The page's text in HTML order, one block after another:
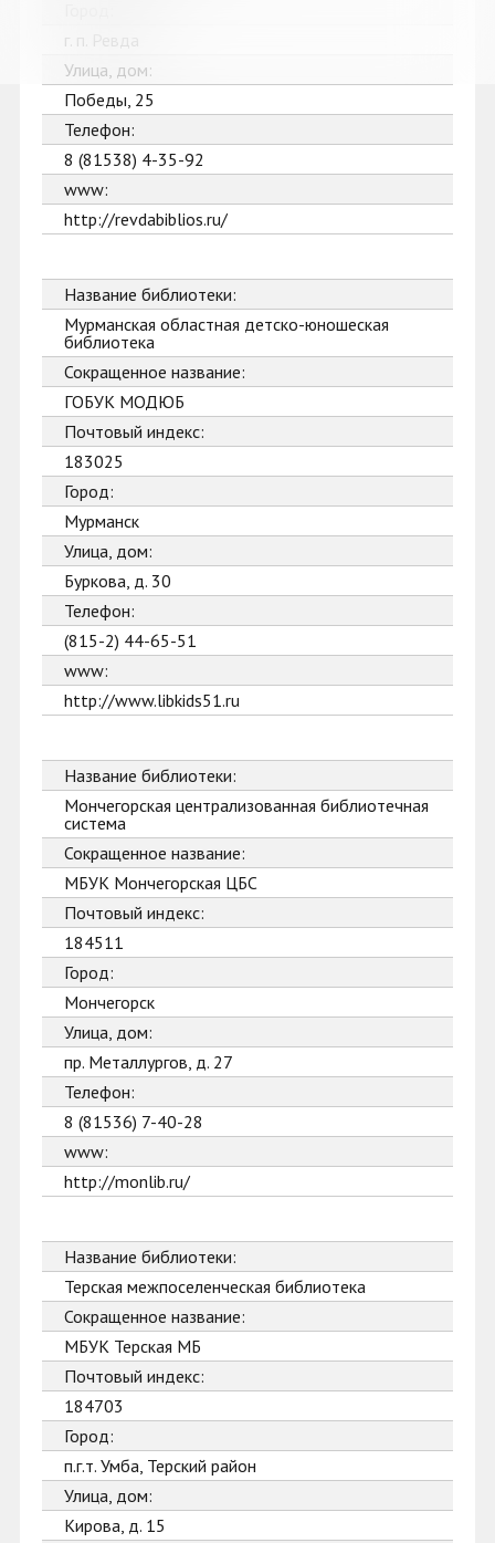
г. п. Ревда
Улица, дом:
Победы, 25
Телефон:
8 (81538) 4-35-92
www:
http://revdabiblios.ru/
Название библиотеки:
Мурманская областная детско-юношеская
библиотека
Сокращенное название:
ГОБУК МОДЮБ
Почтовый индекс:
183025
Город:
Мурманск
Улица, дом:
Буркова, д. 30
Телефон:
(815-2) 44-65-51
www:
http://www.libkids51.ru
Название библиотеки:
Мончегорская централизованная библиотечная
система
Сокращенное название:
МБУК Мончегорская ЦБС
Почтовый индекс:
184511
Город:
Мончегорск
Улица, дом:
пр. Металлургов, д. 27
Телефон:
8 (81536) 7-40-28
www:
http://monlib.ru/
Название библиотеки:
Терская межпоселенческая библиотека
Сокращенное название:
МБУК Терская МБ
Почтовый индекс:
184703
Город:
п.г.т. Умба, Терский район
Улица, дом:
Кирова, д. 15